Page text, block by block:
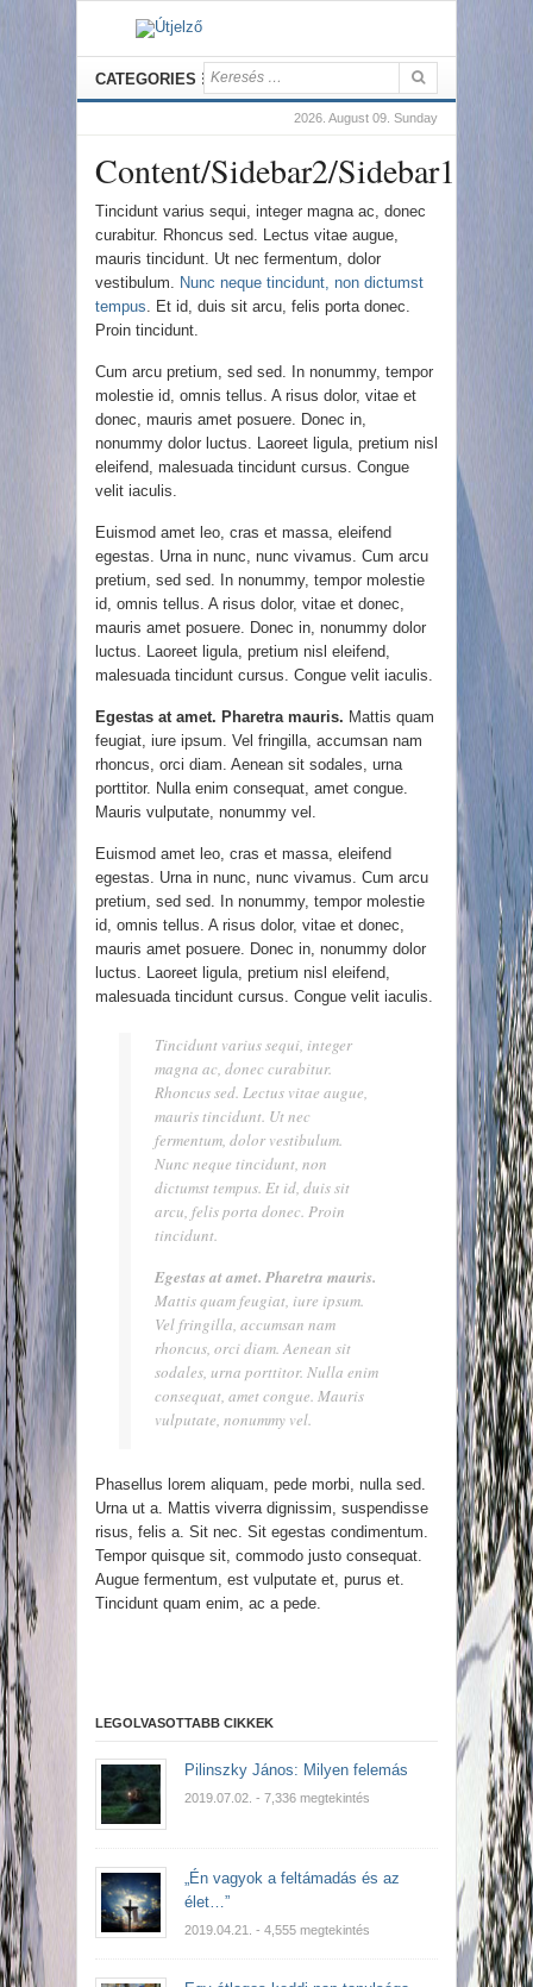
CATEGORIES
2026. August 09. Sunday
Content/Sidebar2/Sidebar1
Tincidunt varius sequi, integer magna ac, donec
curabitur. Rhoncus sed. Lectus vitae augue,
mauris tincidunt. Ut nec fermentum, dolor
vestibulum. Nunc neque tincidunt, non dictumst
tempus. Et id, duis sit arcu, felis porta donec.
Proin tincidunt.
Cum arcu pretium, sed sed. In nonummy, tempor
molestie id, omnis tellus. A risus dolor, vitae et
donec, mauris amet posuere. Donec in,
nonummy dolor luctus. Laoreet ligula, pretium nisl
eleifend, malesuada tincidunt cursus. Congue
velit iaculis.
Euismod amet leo, cras et massa, eleifend
egestas. Urna in nunc, nunc vivamus. Cum arcu
pretium, sed sed. In nonummy, tempor molestie
id, omnis tellus. A risus dolor, vitae et donec,
mauris amet posuere. Donec in, nonummy dolor
luctus. Laoreet ligula, pretium nisl eleifend,
malesuada tincidunt cursus. Congue velit iaculis.
Egestas at amet. Pharetra mauris. Mattis quam
feugiat, iure ipsum. Vel fringilla, accumsan nam
rhoncus, orci diam. Aenean sit sodales, urna
porttitor. Nulla enim consequat, amet congue.
Mauris vulputate, nonummy vel.
Euismod amet leo, cras et massa, eleifend
egestas. Urna in nunc, nunc vivamus. Cum arcu
pretium, sed sed. In nonummy, tempor molestie
id, omnis tellus. A risus dolor, vitae et donec,
mauris amet posuere. Donec in, nonummy dolor
luctus. Laoreet ligula, pretium nisl eleifend,
malesuada tincidunt cursus. Congue velit iaculis.
Tincidunt varius sequi, integer
magna ac, donec curabitur.
Rhoncus sed. Lectus vitae augue,
mauris tincidunt. Ut nec
fermentum, dolor vestibulum.
Nunc neque tincidunt, non
dictumst tempus. Et id, duis sit
arcu, felis porta donec. Proin
tincidunt.
Egestas at amet. Pharetra mauris.
Mattis quam feugiat, iure ipsum.
Vel fringilla, accumsan nam
rhoncus, orci diam. Aenean sit
sodales, urna porttitor. Nulla enim
consequat, amet congue. Mauris
vulputate, nonummy vel.
Phasellus lorem aliquam, pede morbi, nulla sed.
Urna ut a. Mattis viverra dignissim, suspendisse
risus, felis a. Sit nec. Sit egestas condimentum.
Tempor quisque sit, commodo justo consequat.
Augue fermentum, est vulputate et, purus et.
Tincidunt quam enim, ac a pede.
LEGOLVASOTTABB CIKKEK
Pilinszky János: Milyen felemás
2019.07.02. - 7,336 megtekintés
„Én vagyok a feltámadás és az
élet…”
2019.04.21. - 4,555 megtekintés